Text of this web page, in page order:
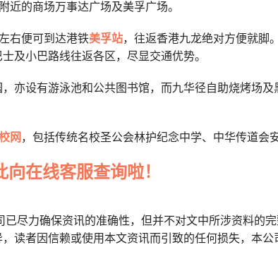
近的商场万事达广场及美孚广场。
右便可到达港铁美孚站，往返香港九龙绝对方便就脚
士及小巴路线往返各区，尽显交通优势。
亦设有游泳池和公共图书馆，而九华径自助烧烤场
网 ，包括传统名校圣公会林护纪念中学、中华传道会
向在线客服查询啦！
尽力确保资讯的准确性，但并不对文中所涉资料的
读者因信赖或使用本文资讯而引致的任何损失，本公